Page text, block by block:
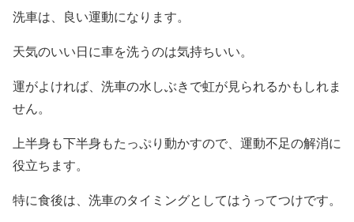
洗車は、良い運動になります。
天気のいい日に車を洗うのは気持ちいい。
運がよければ、洗車の水しぶきで虹が見られるかもしれま
せん。
上半身も下半身もたっぷり動かすので、運動不足の解消に
役立ちます。
特に食後は、洗車のタイミングとしてはうってつけです。